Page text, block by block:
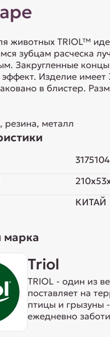
животных TRIOL™
зубцам расческа
Закругленные
Изделие
в блистер.
резина, металл
КИТАЙ
марка
Triol
TRIOL - один из
поставляет на
птицы и грызуны
ежедневно